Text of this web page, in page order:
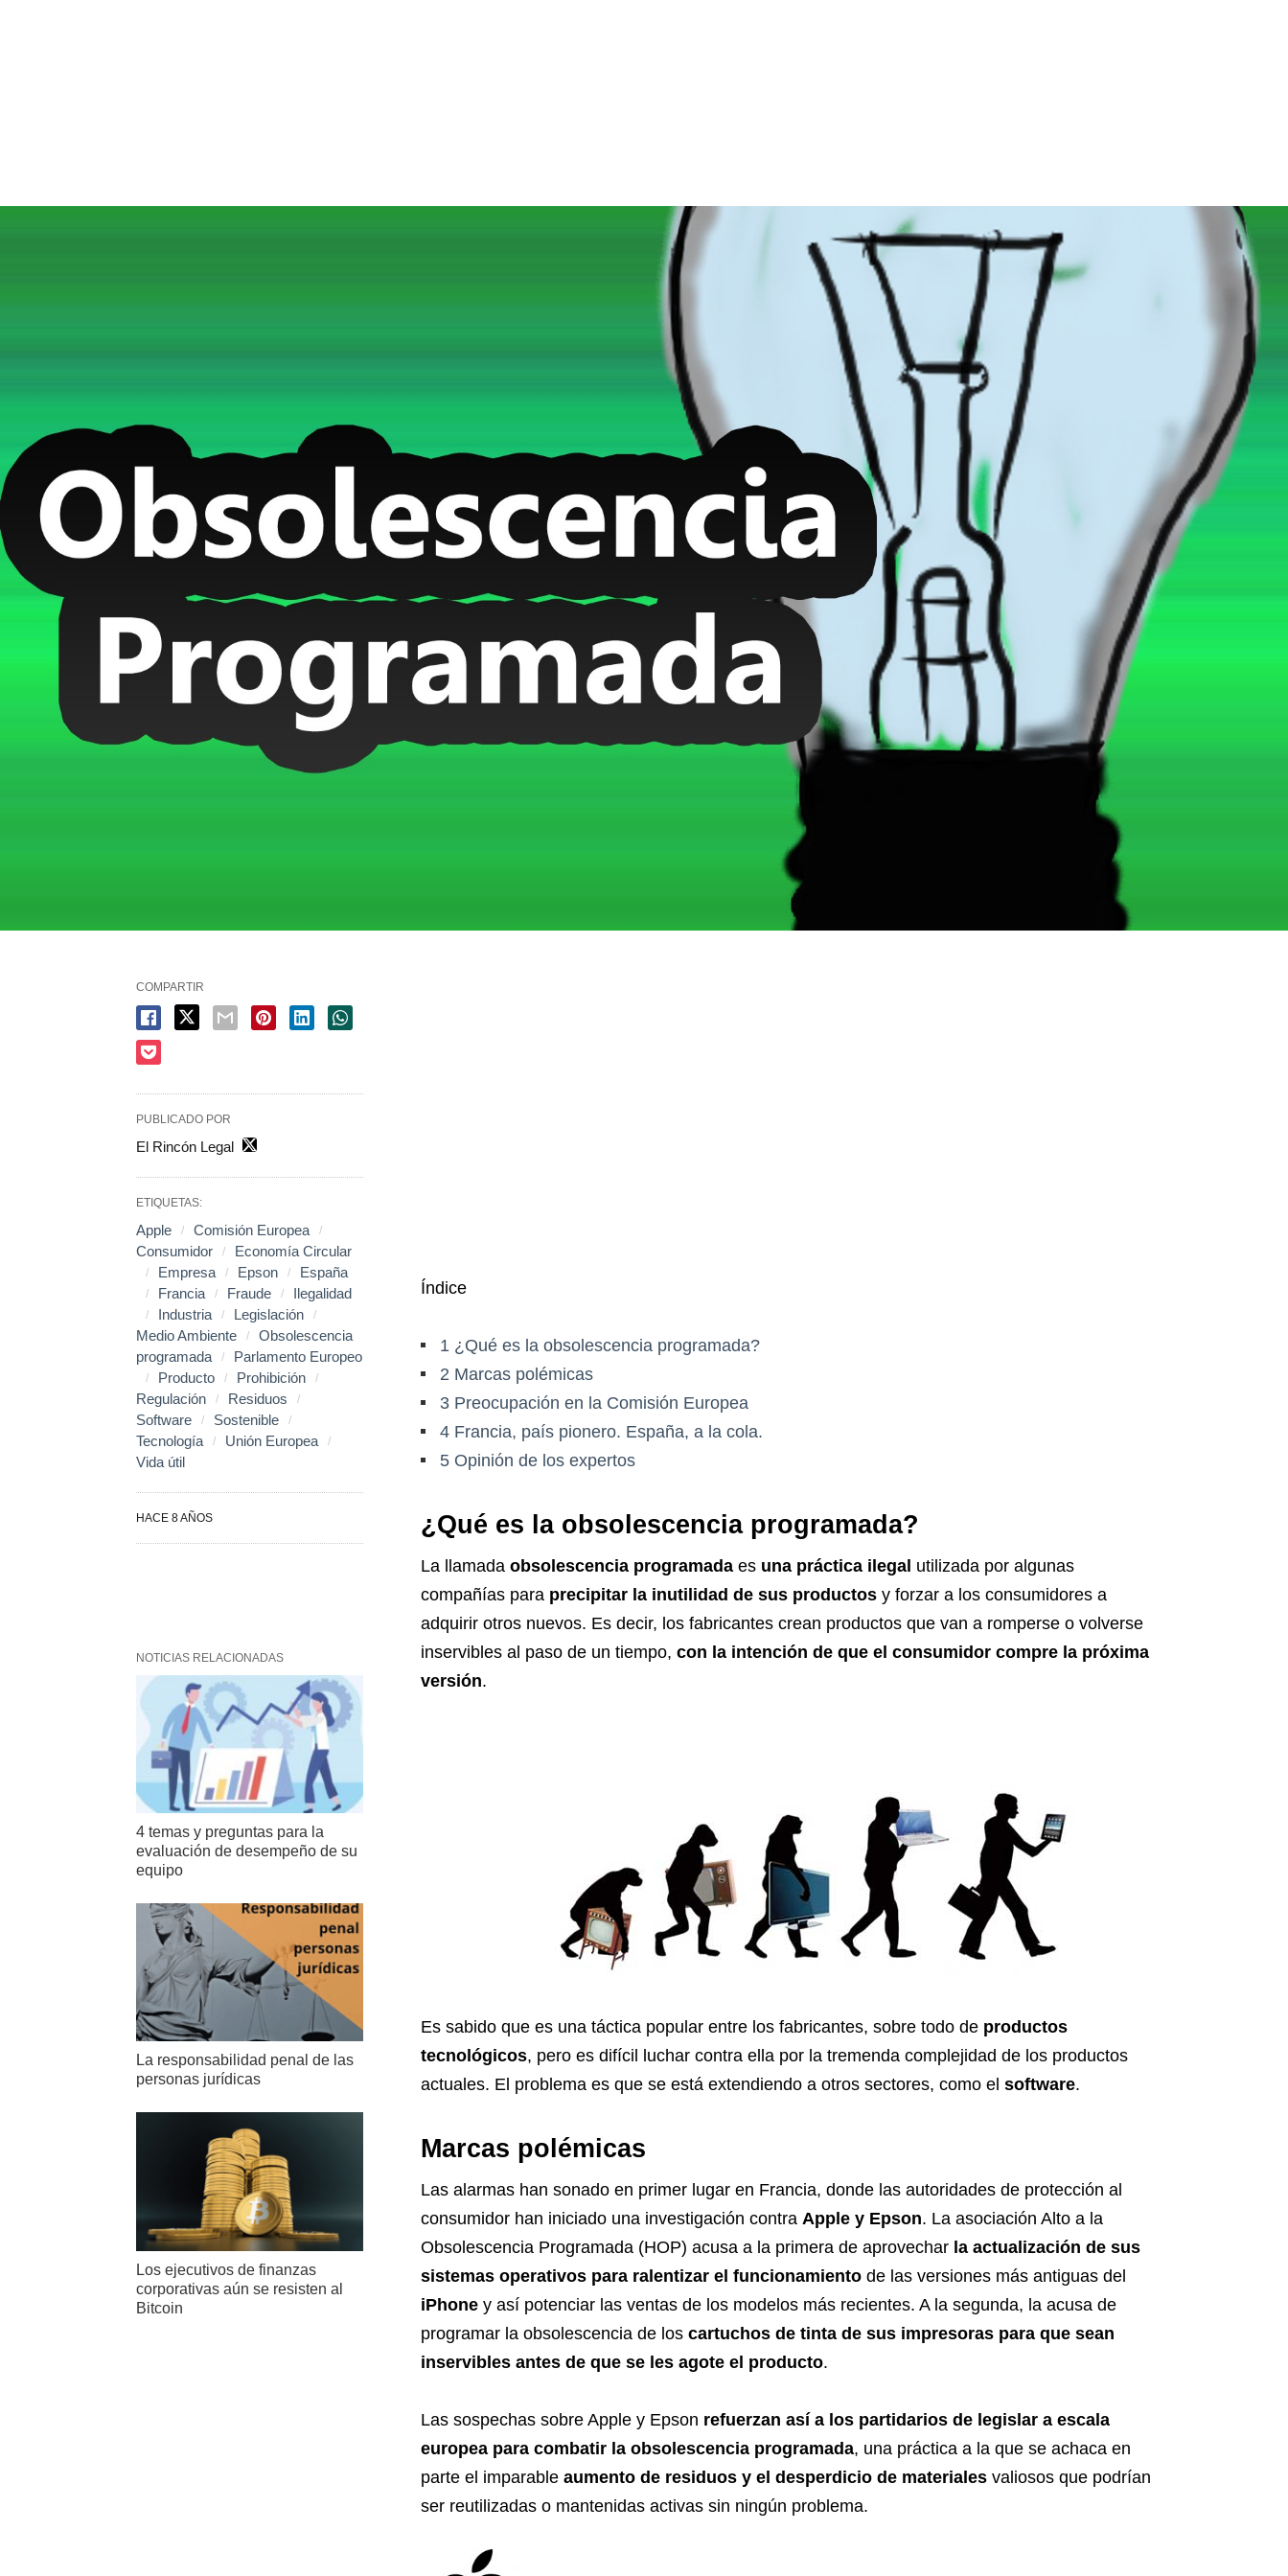
Índice
1¿Qué es la obsolescencia programada?
2 Marcas polémicas
3Preocupación en la Comisión Europea
4Francia, país pionero. España, a la cola.
5Opinión de los expertos
¿Qué es la obsolescencia programada?
La llamada obsolescencia programadaes una práctica ilegal utilizada por algunas
compañías para precipitar la inutilidad de sus productosy forzar a los consumidores a
adquirir otros nuevos. Es decir, los fabricantes crean productos que van a romperse o volverse
inservibles al paso de un tiempo, con la intención de que el consumidor compre la próxima
versión.
Es sabido que es una táctica popular entre los fabricantes, sobre todo de productos
tecnológicos, pero es difícil luchar contra ella por la tremenda complejidad de los productos
actuales. El problema es que se está extendiendo a otros sectores, como el software.
Marcas polémicas
Las alarmas han sonado en primer lugar en Francia, donde las autoridades de protección al
consumidor han iniciado una investigación contra Apple y Epson. La asociación Alto a la
Obsolescencia Programada (HOP) acusa a la primera de aprovechar la actualización de sus
sistemas operativos para ralentizar el funcionamientode las versiones más antiguas del
iPhoney así potenciar las ventas de los modelos más recientes. A la segunda, la acusa de
programar la obsolescencia de los cartuchos de tintade sus impresoras para que sean
inservibles antes de que se les agote el producto.
Las sospechas sobre Apple y Epson refuerzan así a los partidarios de legislar a escala
europea para combatir la obsolescencia programada, una práctica a la que se achaca en
parte el imparable aumento de residuos y el desperdicio de materialesvaliosos que podrían
ser reutilizadas o mantenidas activas sin ningún problema.
COMPARTIR
PUBLICADO POR
El Rincón Legal
ETIQUETAS:
Apple
Comisión Europea
Consumidor
Economía Circular
Empresa
Epson
España
Francia
Fraude
Ilegalidad
Industria
Legislación
Medio Ambiente
Obsolescencia
programada
Parlamento Europeo
Producto
Prohibición
Regulación
Residuos
Software
Sostenible
Tecnología
Unión Europea
Vida útil
HACE 8 AÑOS
NOTICIAS RELACIONADAS
4 temas y preguntas para la
evaluación de desempeño de su
equipo
La responsabilidad penal de las
personas jurídicas
Los ejecutivos de finanzas
corporativas aún se resisten al
Bitcoin